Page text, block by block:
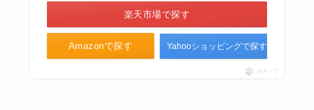
Amazonで探す
楽天市場で探す
Yahooショッピングで探す
ポチップ